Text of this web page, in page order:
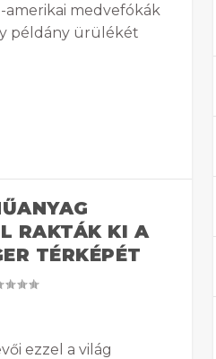
amerikai medvefókák
példány ürülékét
RAKTÁK KI A
TÉRKÉPÉT
ezzel a világ